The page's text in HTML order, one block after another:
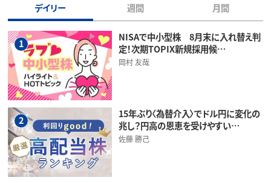
デイリー 週間 月間
1
NISAで中小型株 8月末に入れ替え判
定！次期TOPIX新規採用候…
岡村 友哉
2
15年ぶり〈為替介入〉でドル円に変化の
兆し？円高の恩恵を受けやすい…
佐藤 勝己